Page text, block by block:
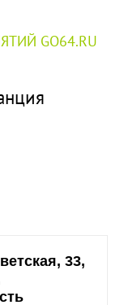
GO64.RU
33,